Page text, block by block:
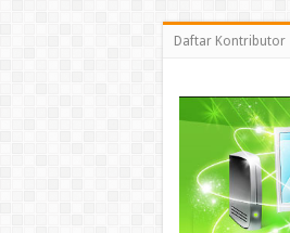
Daftar Kontributor